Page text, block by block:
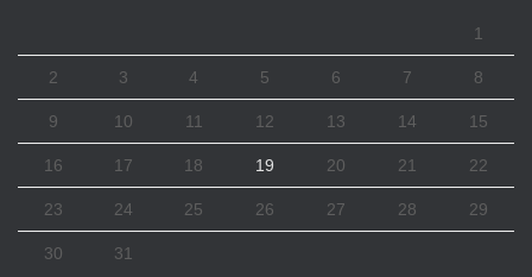
1
2 3 4 5 6 7 8
9 10 11 12 13 14 15
16 17 18 19 20 21 22
23 24 25 26 27 28 29
30
31